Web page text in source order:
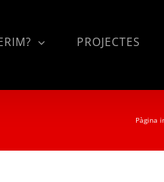
PROJECTES
Pàgina